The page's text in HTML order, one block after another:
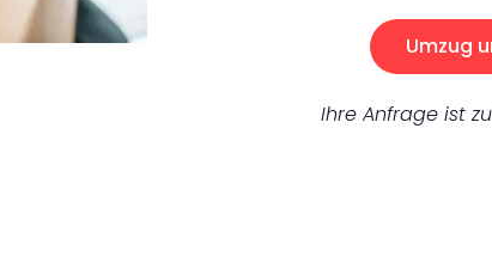
Umzug
Ihre Anfrage ist